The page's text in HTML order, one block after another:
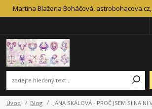
Martina Blažena Boháčová,
Úvod Blog JANA SKÁLOVÁ - PROČ JSEM SI NA NI